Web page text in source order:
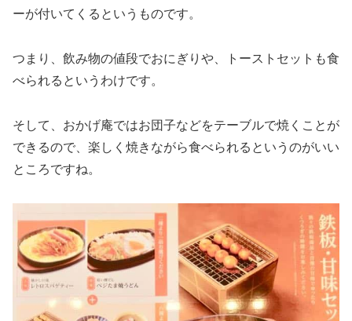
ーが付いてくるというものです。
つまり、飲み物の値段でおにぎりや、トーストセットも食
べられるというわけです。
そして、おかげ庵ではお団子などをテーブルで焼くことが
できるので、楽しく焼きながら食べられるというのがいい
ところですね。